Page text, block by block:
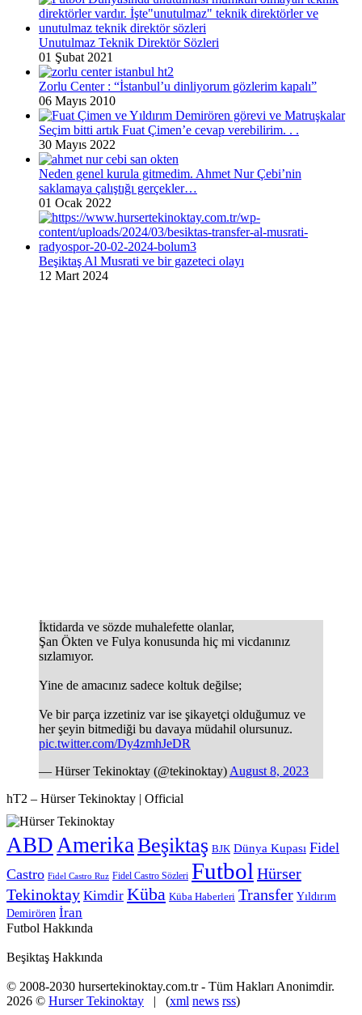
Unutulmaz Teknik Direktör Sözleri
01 Şubat 2021
Zorlu Center : “İstanbul’u dinliyorum gözlerim kapalı”
06 Mayıs 2010
Seçim bitti artık Fuat Çimen’e cevap verebilirim. . .
30 Mayıs 2022
Neden genel kurula gitmedim. Ahmet Nur Çebi’nin
saklamaya çalıştığı gerçekler…
01 Ocak 2022
Beşiktaş Al Musrati ve bir gazeteci olayı
12 Mart 2024
İktidarda ve sözde muhalefette olanlar,
Şan Ökten ve Fulya konusunda hiç mi vicdanınız
sızlamıyor.
Yine de amacınız sadece koltuk değilse;
Ve bir parça izzetiniz var ise şikayetçi olduğumuz ve
her şeyin bitmediği bu davaya müdahil olursunuz.
pic.twitter.com/Dy4zmhJeDR
— Hürser Tekinoktay (@tekinoktay) August 8, 2023
hT2 – Hürser Tekinoktay | Official
ABDAmerikaBeşiktaş BJK Dünya Kupası Fidel
Castro Fidel Castro Ruz Fidel Castro Sözleri Futbol Hürser
Tekinoktay Kimdir Küba Küba Haberleri Transfer Yıldırım
Demirören İran
Futbol Hakkında
Beşiktaş Hakkında
© 2008-2030 hursertekinoktay.com.tr - Tüm Hakları Anonimdir.
2026 © Hurser Tekinoktay | (xml news rss)